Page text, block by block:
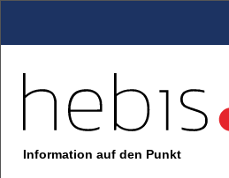
Information auf den Punkt